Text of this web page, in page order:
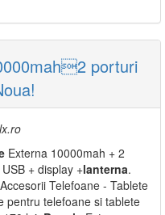
porturi
Externa 10000mah + 2
+ display +lanterna.
Telefoane - Tablete
pentru telefoane si tablete